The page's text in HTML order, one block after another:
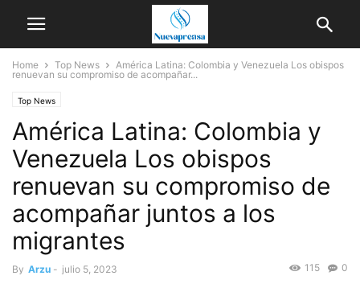
Home Top News
América Latina: Colombia y Venezuela Los obispos
renuevan su compromiso de acompañar...
Top News
América Latina: Colombia y
Venezuela Los obispos
renuevan su compromiso de
acompañar juntos a los
migrantes
By Arzu - julio 5, 2023 0
115